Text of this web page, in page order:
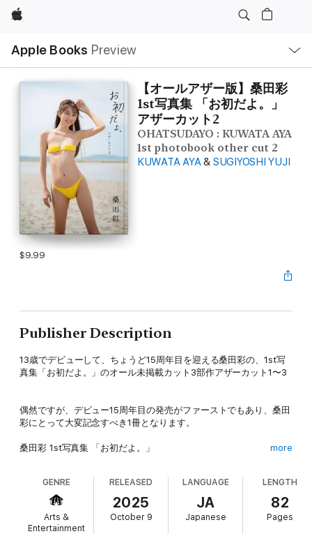
Apple
Apple Books Preview
Nav
Open
Menu
【オールアザー版】桑田彩
1st写真集 「お初だよ。」
アザーカット2
OHATSUDAYO : KUWATA AYA
1st photobook other cut 2
KUWATA AYA & SUGIYOSHI YUJI
$9.99
Publisher Description
13歳でデビューして、ちょうど15周年目を迎える桑田彩の、1st写
真集「お初だよ。」のオール未掲載カット3部作アザーカット1〜3
偶然ですが、デビュー15周年目の発売がファーストでもあり、桑田
彩にとって大変記念すべき1冊となります。
桑田彩 1st写真集 「お初だよ。」
This photo book is a Japanese 28-year-old pin-up girl.
Print length : 82 pages
more
GENRE
Arts &
Entertainment
RELEASED
2025
October 9
LANGUAGE
JA
Japanese
LENGTH
82
Pages